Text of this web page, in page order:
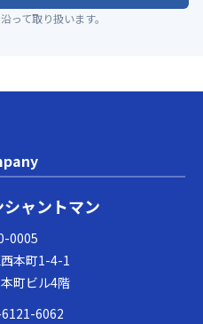
って取り扱います。
ャントマン
0005
本町1-4-1
町ビル4階
6062